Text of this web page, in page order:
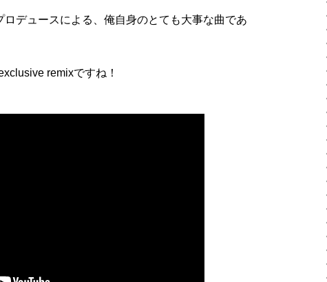
ロデュースによる、俺自身のとても大事な曲であ
remixですね！